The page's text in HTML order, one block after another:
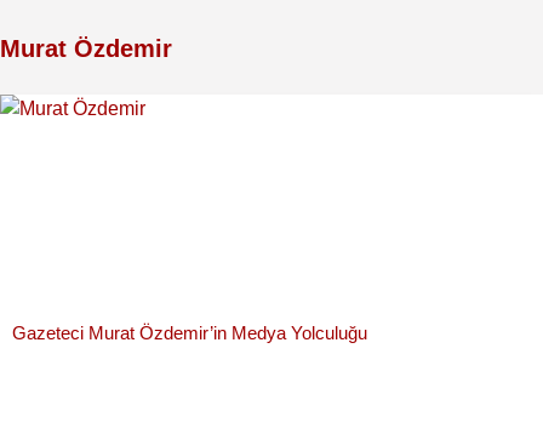
Murat Özdemir
Gazeteci Murat Özdemir’in Medya Yolculuğu